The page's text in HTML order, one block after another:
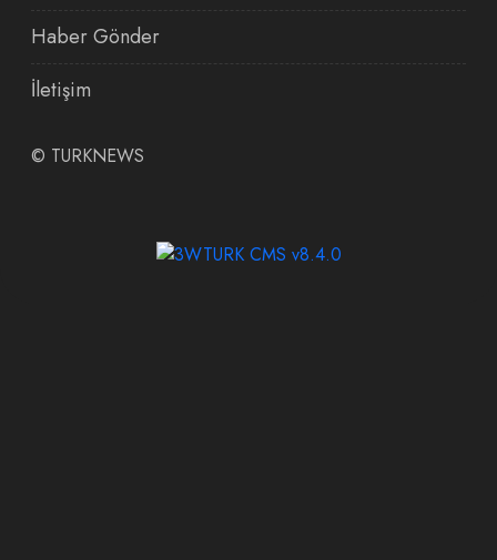
Haber Gönder
İletişim
© TURKNEWS